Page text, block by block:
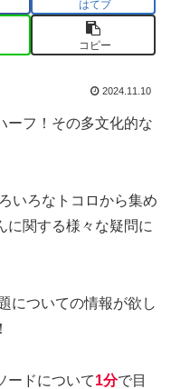
はてブ
コピー
2024.11.10
ーフ！その多文化的な
いろなトコロから集め
に関する様々な疑問に
についての情報が欲し
ードについて1分で目